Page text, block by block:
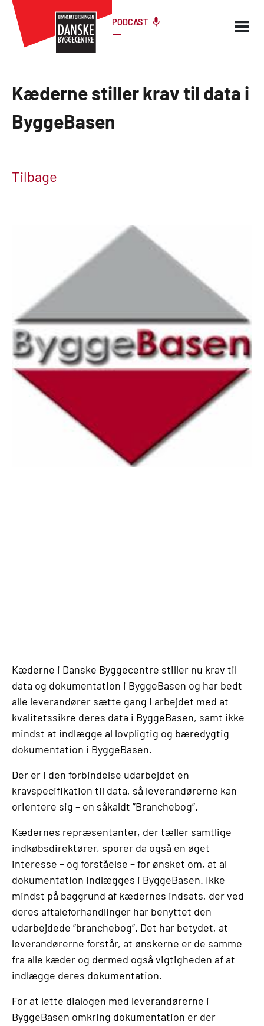
PODCAST
Kæderne stiller krav til data i
ByggeBasen
Tilbage
Kæderne i Danske Byggecentre stiller nu krav til
data og dokumentation i ByggeBasen og har bedt
alle leverandører sætte gang i arbejdet med at
kvalitetssikre deres data i ByggeBasen, samt ikke
mindst at indlægge al lovpligtig og bæredygtig
dokumentation i ByggeBasen.
Der er i den forbindelse udarbejdet en
kravspecifikation til data, så leverandørerne kan
orientere sig – en såkaldt ”Branchebog”.
Kædernes repræsentanter, der tæller samtlige
indkøbsdirektører, sporer da også en øget
interesse – og forståelse – for ønsket om, at al
dokumentation indlægges i ByggeBasen. Ikke
mindst på baggrund af kædernes indsats, der ved
deres aftaleforhandlinger har benyttet den
udarbejdede ”branchebog”. Det har betydet, at
leverandørerne forstår, at ønskerne er de samme
fra alle kæder og dermed også vigtigheden af at
indlægge deres dokumentation.
For at lette dialogen med leverandørerne i
ByggeBasen omkring dokumentation er der